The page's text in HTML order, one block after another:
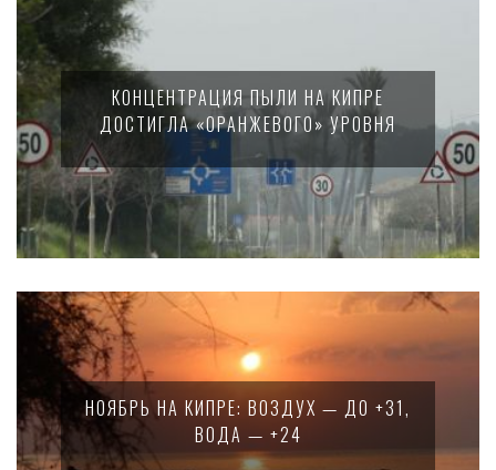
КОНЦЕНТРАЦИЯ ПЫЛИ НА КИПРЕ
ДОСТИГЛА «ОРАНЖЕВОГО» УРОВНЯ
НОЯБРЬ НА КИПРЕ: ВОЗДУХ — ДО +31,
ВОДА — +24